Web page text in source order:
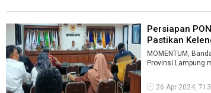
Persiapan
Pastikan
MOMENTUM,
Provinsi Lampung
26 Apr 2024,